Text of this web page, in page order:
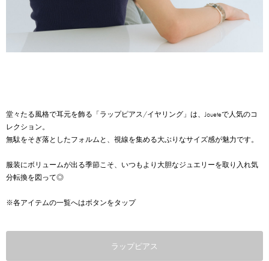
堂々たる風格で耳元を飾る「ラップピアス/イヤリング」は、Joueteで人気のコ
レクション。
無駄をそぎ落としたフォルムと、視線を集める大ぶりなサイズ感が魅力です。
服装にボリュームが出る季節こそ、いつもより大胆なジュエリーを取り入れ気
分転換を図って◎
※各アイテムの一覧へはボタンをタップ
ラップピアス